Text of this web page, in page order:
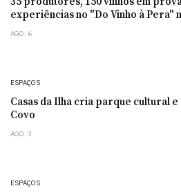
experiências no "Do Vinho à Pera"
AGO. 6
ESPAÇOS
Casas da Ilha cria parque cultural
Covo
AGO. 3
ESPAÇOS